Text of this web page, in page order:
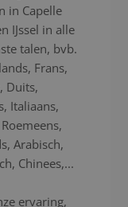
in Capelle
IJssel in alle
talen, bvb.
Frans,
Duits,
Italiaans,
Arabisch,
Chinees,...
ervaring,